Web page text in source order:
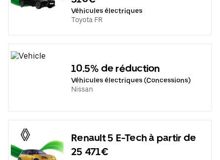
Véhicules électriques
Toyota FR
10.5% de réduction
Véhicules électriques (Concessions)
Nissan
Renault 5 E-Tech à partir de
25 471€